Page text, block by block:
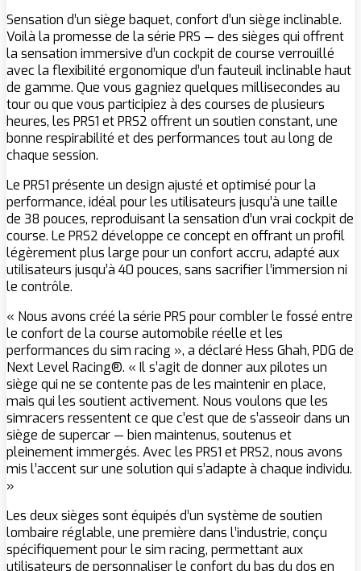
Sensation d’un siège baquet, confort d’un siège inclinable.
Voilà la promesse de la série PRS — des sièges qui offrent
la sensation immersive d’un cockpit de course verrouillé
avec la flexibilité ergonomique d’un fauteuil inclinable haut
de gamme. Que vous gagniez quelques millisecondes au
tour ou que vous participiez à des courses de plusieurs
heures, les PRS1 et PRS2 offrent un soutien constant, une
bonne respirabilité et des performances tout au long de
chaque session.
Le PRS1 présente un design ajusté et optimisé pour la
performance, idéal pour les utilisateurs jusqu’à une taille
de 38 pouces, reproduisant la sensation d’un vrai cockpit de
course. Le PRS2 développe ce concept en offrant un profil
légèrement plus large pour un confort accru, adapté aux
utilisateurs jusqu’à 40 pouces, sans sacrifier l’immersion ni
le contrôle.
« Nous avons créé la série PRS pour combler le fossé entre
le confort de la course automobile réelle et les
performances du sim racing », a déclaré Hess Ghah, PDG de
Next Level Racing®. « Il s’agit de donner aux pilotes un
siège qui ne se contente pas de les maintenir en place,
mais qui les soutient activement. Nous voulons que les
simracers ressentent ce que c’est que de s’asseoir dans un
siège de supercar — bien maintenus, soutenus et
pleinement immergés. Avec les PRS1 et PRS2, nous avons
mis l’accent sur une solution qui s’adapte à chaque individu.
»
Les deux sièges sont équipés d’un système de soutien
lombaire réglable, une première dans l’industrie, conçu
spécifiquement pour le sim racing, permettant aux
utilisateurs de personnaliser le confort du bas du dos en